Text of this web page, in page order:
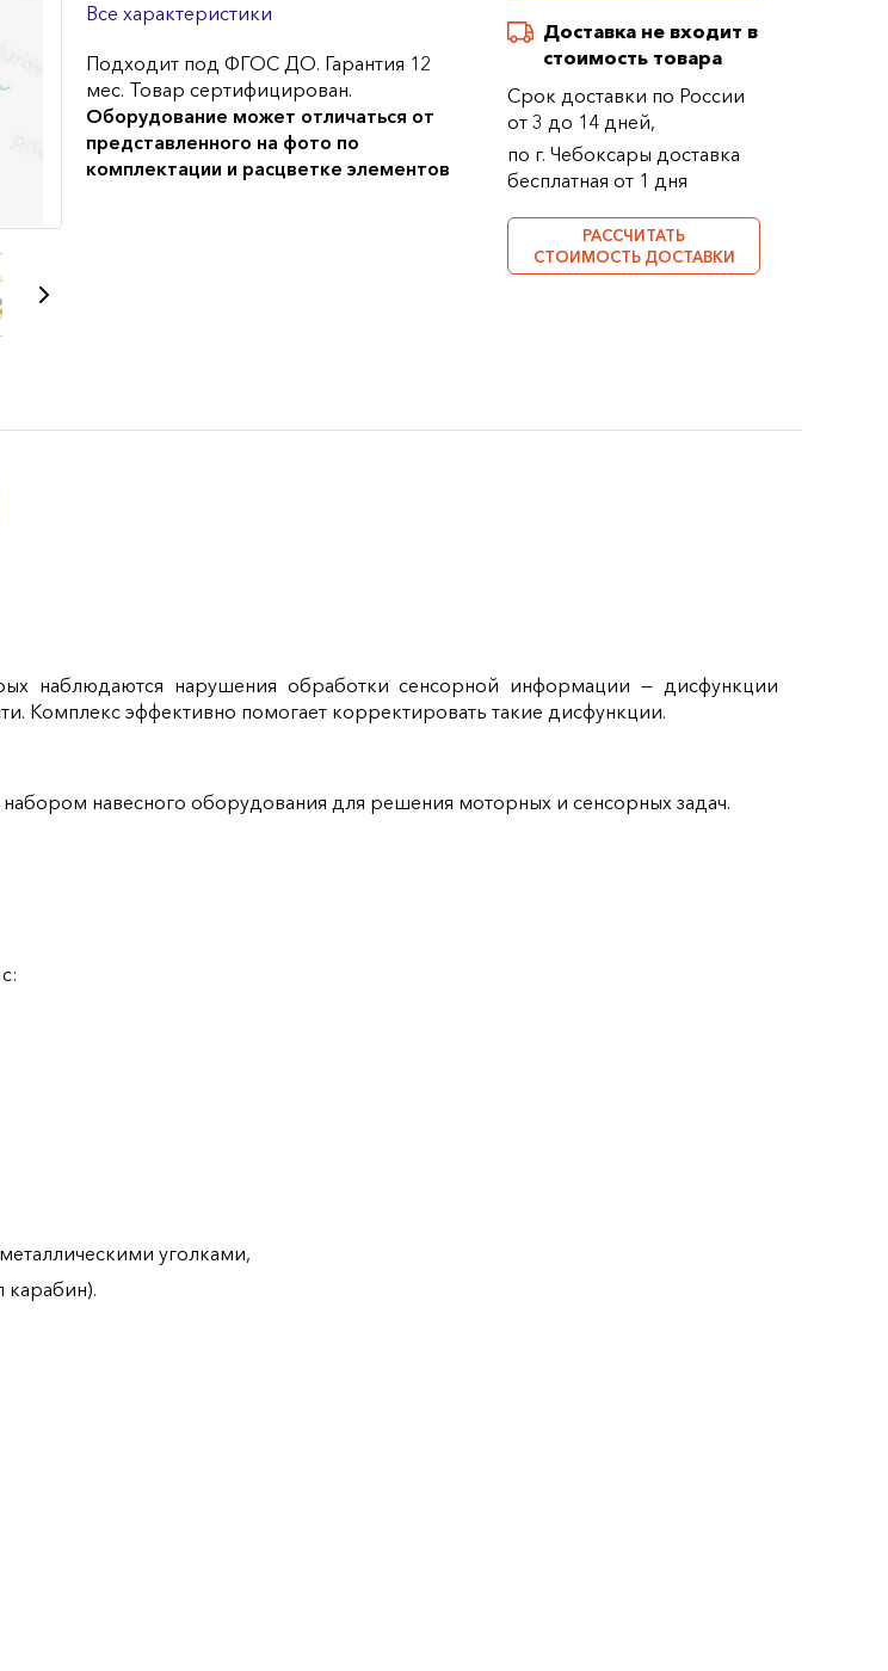
Доставка не входит в
стоимость товара
Срок доставки по России
от 3 до 14 дней,
по г. Чебоксары доставка
бесплатная от 1 дня
РАССЧИТАТЬ
СТОИМОСТЬ ДОСТАВКИ
Все характеристики
Подходит под ФГОС ДО. Гарантия 12
мес. Товар сертифицирован.
Оборудование может отличаться от
представленного на фото по
комплектации и расцветке элементов
наблюдаются нарушения обработки сенсорной информации — дисфункции
Комплекс эффективно помогает корректировать такие дисфункции.
навесного оборудования для решения моторных и сенсорных задач.
уголками,
карабин).